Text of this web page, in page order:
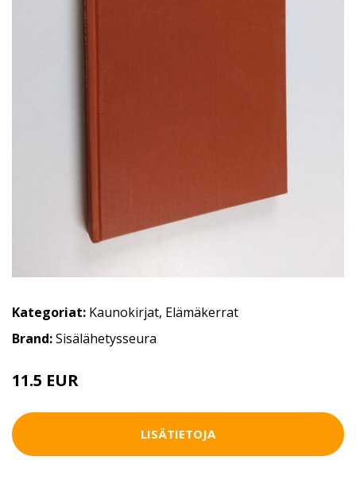
Kategoriat: Kaunokirjat, Elämäkerrat
Brand:Sisälähetysseura
11.5 EUR
LISÄTIETOJA